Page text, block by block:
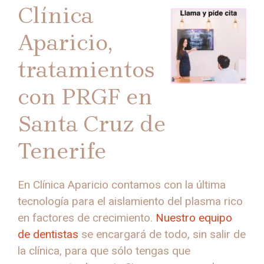
Clínica
Aparicio,
tratamientos
con PRGF en
Santa Cruz de
Tenerife
En Clínica Aparicio contamos con la última
tecnología para el aislamiento del plasma rico
en factores de crecimiento. Nuestro equipo
de dentistas se encargará de todo, sin salir de
la clínica, para que sólo tengas que